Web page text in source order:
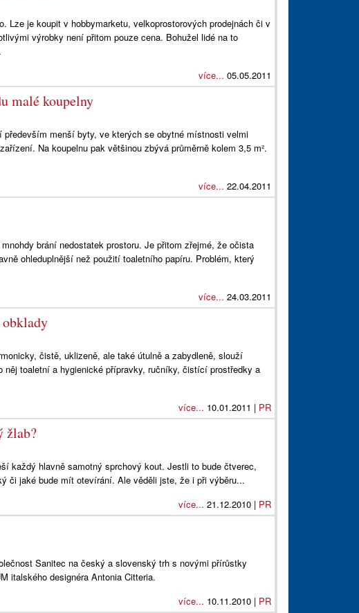
Lze je koupit v hobbymarketu, velkoprostorových prodejnách či v
výrobky není přitom pouze cena. Bohužel lidé na to
více... 05.05.2011
malé koupelny
především menší byty, ve kterých se obytné místnosti velmi
Na koupelnu pak většinou zbývá průměrně kolem 3,5 m².
více... 22.04.2011
brání nedostatek prostoru. Je přitom zřejmé, že očista
ohleduplnější než použití toaletního papíru. Problém, který
více... 24.03.2011
čistě, uklizeně, ale také útulně a zabydleně, slouží
něj toaletní a hygienické přípravky, ručníky, čistící prostředky a
více... 10.01.2011 | PR
žlab?
každý hlavně samotný sprchový kout. Jestli to bude čtverec,
či jaké bude mít otevírání. Ale věděli jste, že i při výběru...
více... 21.12.2010 | PR
Sanitec na český a slovenský trh s novými přírůstky
italského designéra Antonia Citteria.
více... 10.11.2010 | PR